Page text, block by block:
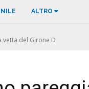
ALTRO
vetta del Girone D